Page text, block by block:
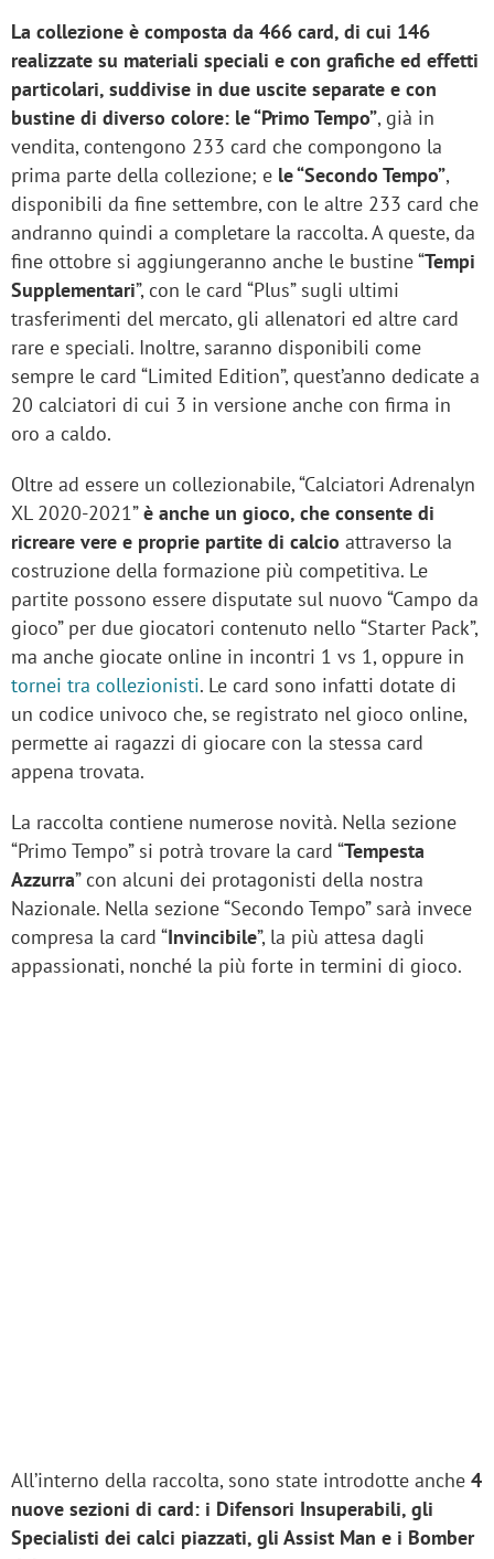
La collezione è composta da 466 card, di cui 146
realizzate su materiali speciali e con grafiche ed effetti
particolari, suddivise in due uscite separate e con
bustine di diverso colore: le “Primo Tempo”, già in
vendita, contengono 233 card che compongono la
prima parte della collezione; e le “Secondo Tempo”,
disponibili da fine settembre, con le altre 233 card che
andranno quindi a completare la raccolta. A queste, da
fine ottobre si aggiungeranno anche le bustine “Tempi
Supplementari”, con le card “Plus” sugli ultimi
trasferimenti del mercato, gli allenatori ed altre card
rare e speciali. Inoltre, saranno disponibili come
sempre le card “Limited Edition”, quest’anno dedicate a
20 calciatori di cui 3 in versione anche con firma in
oro a caldo.
Oltre ad essere un collezionabile, “Calciatori Adrenalyn
XL 2020-2021”è anche un gioco, che consente di
ricreare vere e proprie partite di calcio attraverso la
costruzione della formazione più competitiva. Le
partite possono essere disputate sul nuovo “Campo da
gioco” per due giocatori contenuto nello “Starter Pack”,
ma anche giocate online in incontri 1 vs 1, oppure in
tornei tra collezionisti. Le card sono infatti dotate di
un codice univoco che, se registrato nel gioco online,
permette ai ragazzi di giocare con la stessa card
appena trovata.
La raccolta contiene numerose novità. Nella sezione
“Primo Tempo” si potrà trovare la card “Tempesta
Azzurra” con alcuni dei protagonisti della nostra
Nazionale. Nella sezione “Secondo Tempo” sarà invece
compresa la card “Invincibile”, la più attesa dagli
appassionati, nonché la più forte in termini di gioco.
All’interno della raccolta, sono state introdotte anche 4
nuove sezioni di card: i Difensori Insuperabili, gli
Specialisti dei calci piazzati, gli Assist Man e i Bomber